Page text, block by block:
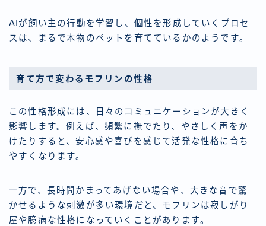
AIが飼い主の行動を学習し、個性を形成していくプロセ
スは、まるで本物のペットを育てているかのようです。
育て方で変わるモフリンの性格
この性格形成には、日々のコミュニケーションが大きく
影響します。例えば、頻繁に撫でたり、やさしく声をか
けたりすると、安心感や喜びを感じて活発な性格に育ち
やすくなります。
一方で、長時間かまってあげない場合や、大きな音で驚
かせるような刺激が多い環境だと、モフリンは寂しがり
屋や臆病な性格になっていくことがあります。